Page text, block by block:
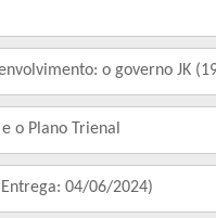
o governo JK
o Plano Trienal
04/06/2024)